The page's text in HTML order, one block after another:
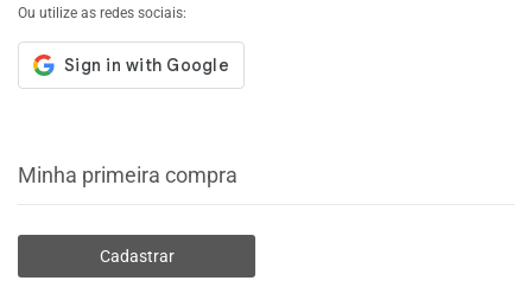
Ou utilize as redes sociais:
Minha primeira compra
Cadastrar